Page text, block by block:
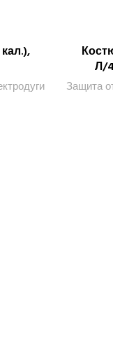
Л/
Защита